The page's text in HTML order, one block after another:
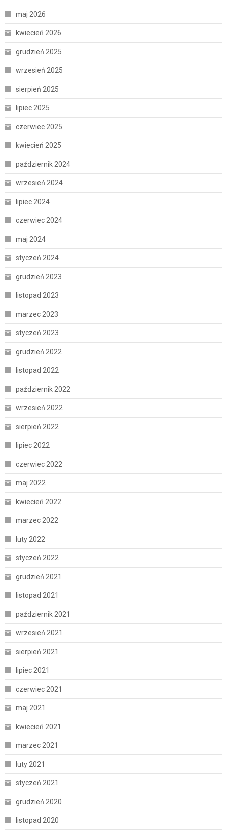
maj 2026
kwiecień 2026
grudzień 2025
wrzesień 2025
sierpień 2025
lipiec 2025
czerwiec 2025
kwiecień 2025
październik 2024
wrzesień 2024
lipiec 2024
czerwiec 2024
maj 2024
styczeń 2024
grudzień 2023
listopad 2023
marzec 2023
styczeń 2023
grudzień 2022
listopad 2022
październik 2022
wrzesień 2022
sierpień 2022
lipiec 2022
czerwiec 2022
maj 2022
kwiecień 2022
marzec 2022
luty 2022
styczeń 2022
grudzień 2021
listopad 2021
październik 2021
wrzesień 2021
sierpień 2021
lipiec 2021
czerwiec 2021
maj 2021
kwiecień 2021
marzec 2021
luty 2021
styczeń 2021
grudzień 2020
listopad 2020